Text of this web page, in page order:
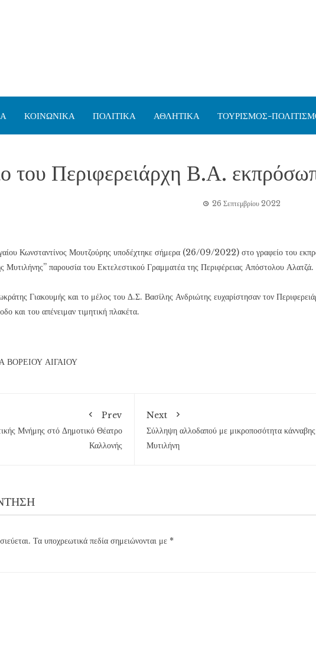
ΚΟΙΝΩΝΙΚΑ ΠΟΛΙΤΙΚΑ ΑΘΛΗΤΙΚΑ ΤΟΥΡΙΣΜΟΣ-
του Περιφερειάρχη Β.Α.
26 Σεπτεμβρίου 2022
Κωνσταντίνος Μουτζούρης υποδέχτηκε σήμερα (26/09/2022) στο γραφείο του
παρουσία του Εκτελεστικού Γραμματέα της Περιφέρειας Απόστολου Αλατζά.
Γιακουμής και το μέλος του Δ.Σ. Βασίλης Ανδριώτης ευχαρίστησαν τον
και του απένειμαν τιμητική πλακέτα.
ΒΟΡΕΙΟΥ ΑΙΓΑΙΟΥ
Prev
Μνήμης στό Δημοτικό Θέατρο
Καλλονής
Next
Σύλληψη αλλοδαπού με μικροποσότητα
Μυτιλήνη
Τα υποχρεωτικά πεδία σημειώνονται με *